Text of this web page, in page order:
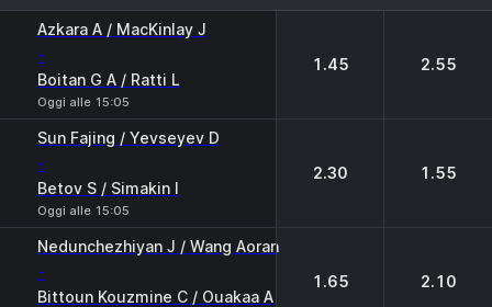
Azkara A / MacKinlay J
-
Boitan G A / Ratti L
Oggi alle 15:05
1.45 2.55
Sun Fajing / Yevseyev D
-
Betov S / Simakin I
Oggi alle 15:05
2.30 1.55
Nedunchezhiyan J / Wang Aoran
-
Bittoun Kouzmine C / Ouakaa A
1.65 2.10